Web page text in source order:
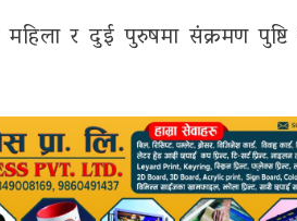
महिला र दुई पुरुषमा संक्रमण